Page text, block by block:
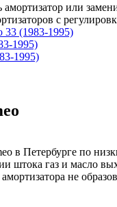
или
с
33 (1983-1995)
1995)
1995)
в Петербурге по
штока газ и масло
не